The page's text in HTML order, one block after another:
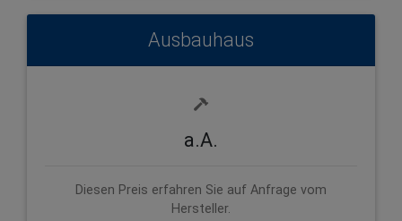
Ausbauhaus
a.A.
Diesen Preis erfahren Sie auf Anfrage vom
Hersteller.